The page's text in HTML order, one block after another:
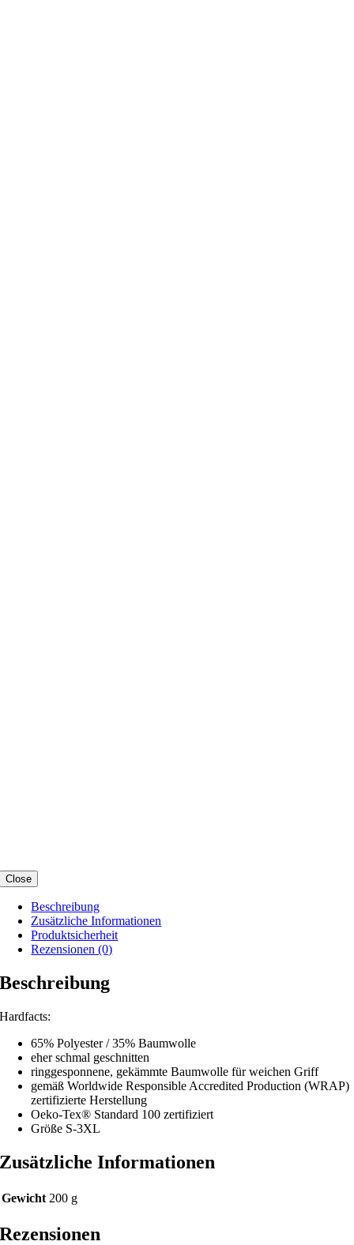
Close
Beschreibung
Zusätzliche Informationen
Produktsicherheit
Rezensionen (0)
Beschreibung
Hardfacts:
65% Polyester / 35% Baumwolle
eher schmal geschnitten
ringgesponnene, gekämmte Baumwolle für weichen Griff
gemäß Worldwide Responsible Accredited Production (WRAP)
zertifizierte Herstellung
Oeko-Tex® Standard 100 zertifiziert
Größe S-3XL
Zusätzliche Informationen
Gewicht 200 g
Rezensionen